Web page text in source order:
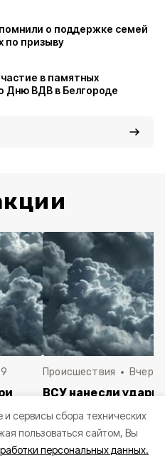
сервисы сбора технических
пользоваться сайтом, Вы
персональных данных.
о поддержке семей
по призыву
в памятных
Дню ВДВ в Белгороде
Происшествия Вчера,
ВСУ нанесли удары
Белгородской